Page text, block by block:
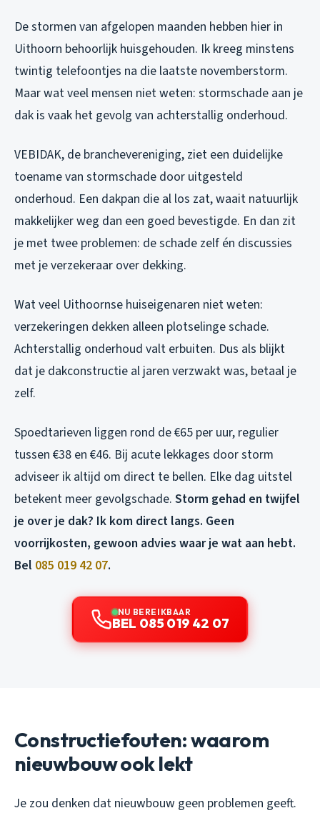
De stormen van afgelopen maanden hebben hier in
Uithoorn behoorlijk huisgehouden. Ik kreeg minstens
twintig telefoontjes na die laatste novemberstorm.
Maar wat veel mensen niet weten: stormschade aan je
dak is vaak het gevolg van achterstallig onderhoud.
VEBIDAK, de branchevereniging, ziet een duidelijke
toename van stormschade door uitgesteld
onderhoud. Een dakpan die al los zat, waait natuurlijk
makkelijker weg dan een goed bevestigde. En dan zit
je met twee problemen: de schade zelf én discussies
met je verzekeraar over dekking.
Wat veel Uithoornse huiseigenaren niet weten:
verzekeringen dekken alleen plotselinge schade.
Achterstallig onderhoud valt erbuiten. Dus als blijkt
dat je dakconstructie al jaren verzwakt was, betaal je
zelf.
Spoedtarieven liggen rond de €65 per uur, regulier
tussen €38 en €46. Bij acute lekkages door storm
adviseer ik altijd om direct te bellen. Elke dag uitstel
betekent meer gevolgschade. Storm gehad en twijfel
je over je dak? Ik kom direct langs. Geen
voorrijkosten, gewoon advies waar je wat aan hebt.
Bel 085 019 42 07.
NU BEREIKBAAR
BEL 085 019 42 07
Constructiefouten: waarom
nieuwbouw ook lekt
Je zou denken dat nieuwbouw geen problemen geeft.